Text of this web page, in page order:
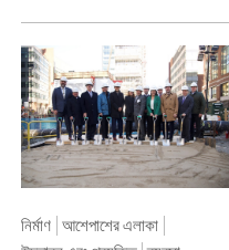
নির্মাণ আশেপাশের এলাকা